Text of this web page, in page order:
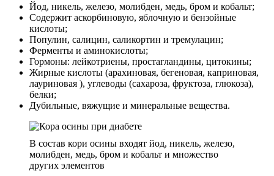
Йод, никель, железо, молибден, медь, бром и кобальт;
Содержит аскорбиновую, яблочную и бензойные
кислоты;
Популин, салицин, саликортин и тремулацин;
Ферменты и аминокислоты;
Гормоны: лейкотриены, простагландины, цитокины;
Жирные кислоты (арахиновая, бегеновая, каприновая,
лауриновая ), углеводы (сахароза, фруктоза, глюкоза),
белки;
Дубильные, вяжущие и минеральные вещества.
В состав кори осины входят йод, никель, железо,
молибден, медь, бром и кобальт и множество
других элементов